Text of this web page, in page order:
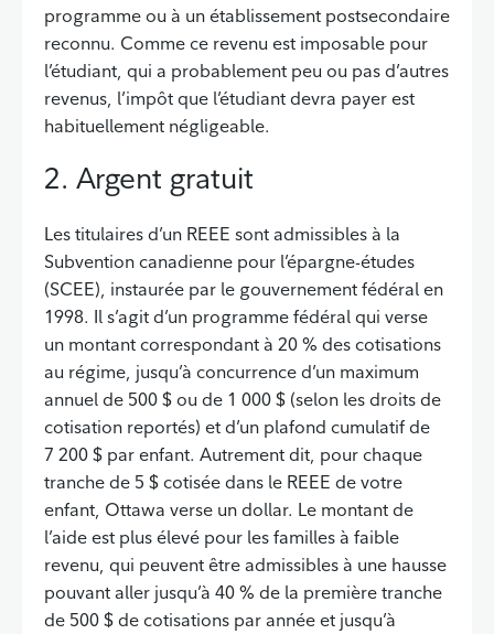
programme ou à un établissement postsecondaire
reconnu. Comme ce revenu est imposable pour
l’étudiant, qui a probablement peu ou pas d’autres
revenus, l’impôt que l’étudiant devra payer est
habituellement négligeable.
2. Argent gratuit
Les titulaires d’un REEE sont admissibles à la
Subvention canadienne pour l’épargne-études
(SCEE), instaurée par le gouvernement fédéral en
1998. Il s’agit d’un programme fédéral qui verse
un montant correspondant à 20 % des cotisations
au régime, jusqu’à concurrence d’un maximum
annuel de 500 $ ou de 1 000 $ (selon les droits de
cotisation reportés) et d’un plafond cumulatif de
7 200 $ par enfant. Autrement dit, pour chaque
tranche de 5 $ cotisée dans le REEE de votre
enfant, Ottawa verse un dollar. Le montant de
l’aide est plus élevé pour les familles à faible
revenu, qui peuvent être admissibles à une hausse
pouvant aller jusqu’à 40 % de la première tranche
de 500 $ de cotisations par année et jusqu’à